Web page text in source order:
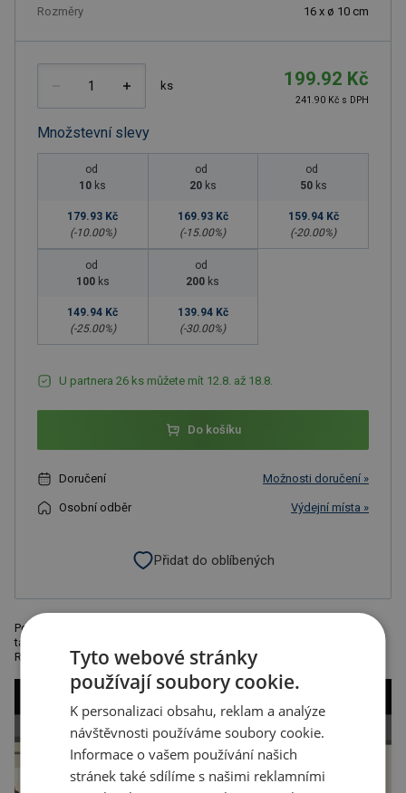
Rozměry 16 x ø 10 cm
ks 199.92 Kč
241.90 Kč s DPH
Množstevní slevy
od
10 ks
179.93 Kč
(-10.00%)
od
20 ks
169.93 Kč
(-15.00%)
od
50 ks
159.94 Kč
(-20.00%)
od
100 ks
149.94 Kč
(-25.00%)
od
200 ks
139.94 Kč
(-30.00%)
U partnera 26 ks můžete mít 12.8. až 18.8.
Do košíku
Doručení Možnosti doručení »
Osobní odběr Výdejní místa »
Přidat do oblíbených
Pokladnička ve tvaru glóbu. Doporučená technologie potisku:
tamponový tisk 1 barva C. Maximální velikost potisku: 20 × 20 mm.
Rozměry: o 10 × 16 cm.
Tyto webové stránky
používají soubory cookie.
K personalizaci obsahu, reklam a analýze
návštěvnosti používáme soubory cookie.
Informace o vašem používání našich
stránek také sdílíme s našimi reklamními